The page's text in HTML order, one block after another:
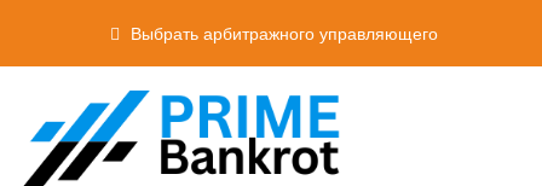
Выбрать арбитражного управляющего